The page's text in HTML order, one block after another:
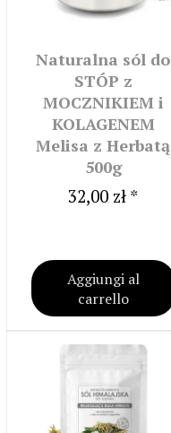
Naturalna sól do
STÓP z
MOCZNIKIEM i
KOLAGENEM
Melisa z Herbatą
500g
32,00 zł *
Aggiungi al
carrello